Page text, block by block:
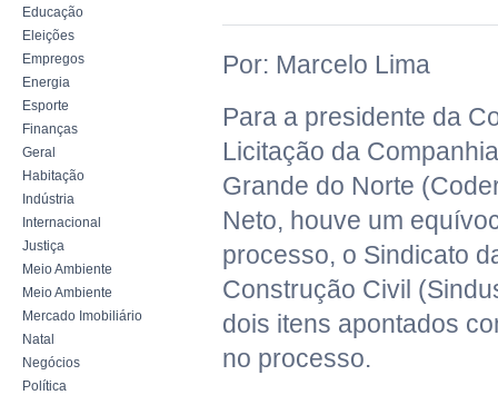
Educação
Eleições
Empregos
Energia
Esporte
Finanças
Geral
Habitação
Indústria
Internacional
Justiça
Meio Ambiente
Meio Ambiente
Mercado Imobiliário
Natal
Negócios
Política
Por: Marcelo Lima
Para a presidente da
Licitação da
Grande do Norte
Neto, houve um
processo, o Sindicato
Construção Civil
dois itens apontados
no processo.